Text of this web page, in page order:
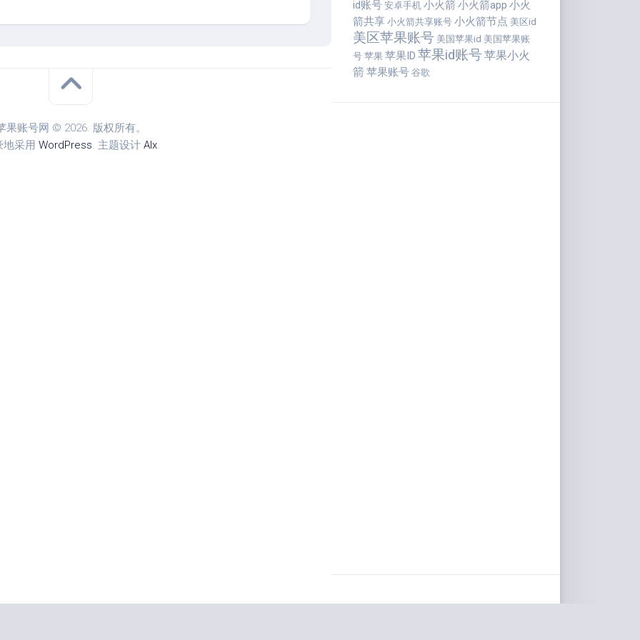
id账号 安卓手机 小火箭 小火箭app 小火
箭共享 小火箭共享账号 小火箭节点 美区id
美区苹果账号 美国苹果id 美国苹果账
号 苹果 苹果ID 苹果id账号苹果小火
箭苹果账号 谷歌
果账号网 © 2026. 版权所有。
地采用 WordPress. 主题设计 Alx.